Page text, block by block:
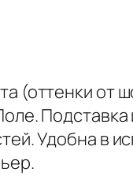
(оттенки от
Подставка
Удобна в